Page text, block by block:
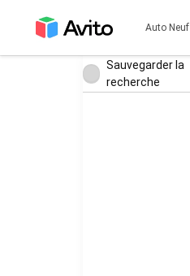
Auto Neuf
Sauvegarder la
recherche